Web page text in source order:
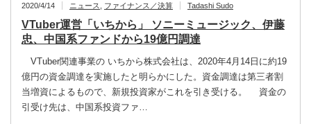
2020/4/14 ニュース ファイナンス／決算 Tadashi Sudo
VTuber運営「いちから」 ソニーミュージック、伊藤
忠、中国系ファンドから19億円調達
VTuber関連事業の いちから株式会社は、2020年4月14日に約19
億円の資金調達を実施したと明らかにした。資金調達は第三者割
当増資によるもので、新規投資家がこれを引き受ける。 資金の
引受け先は、中国系投資ファ…